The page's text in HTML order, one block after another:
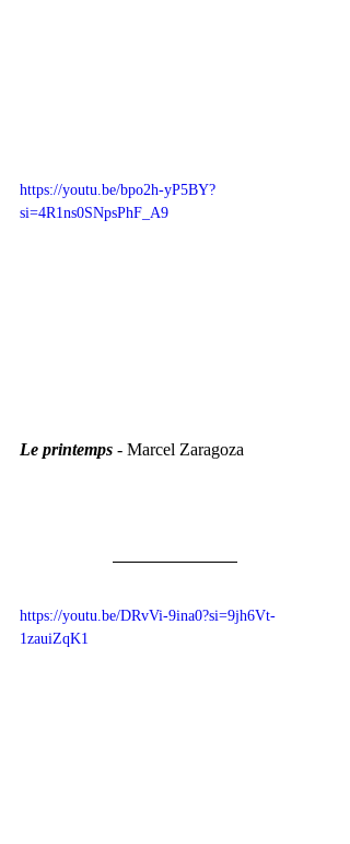
https://youtu.be/bpo2h-yP5BY?
si=4R1ns0SNpsPhF_A9
Le printemps - Marcel Zaragoza
https://youtu.be/DRvVi-9ina0?si=9jh6Vt-
1zauiZqK1